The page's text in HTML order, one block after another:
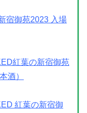
宿御苑2023 入場
紅葉の新宿御苑
酒）
紅葉の新宿御